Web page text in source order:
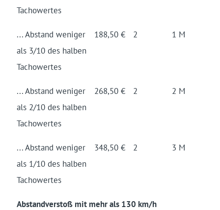
Tacho­wertes
... Abstand weniger
als 3/10 des halben
Tacho­wertes
188,50 € 2 1 M
... Abstand weniger
als 2/10 des halben
Tacho­wertes
268,50 € 2 2 M
... Abstand weniger
als 1/10 des halben
Tacho­wertes
348,50 € 2 3 M
Abstandverstoß mit mehr als 130 km/h